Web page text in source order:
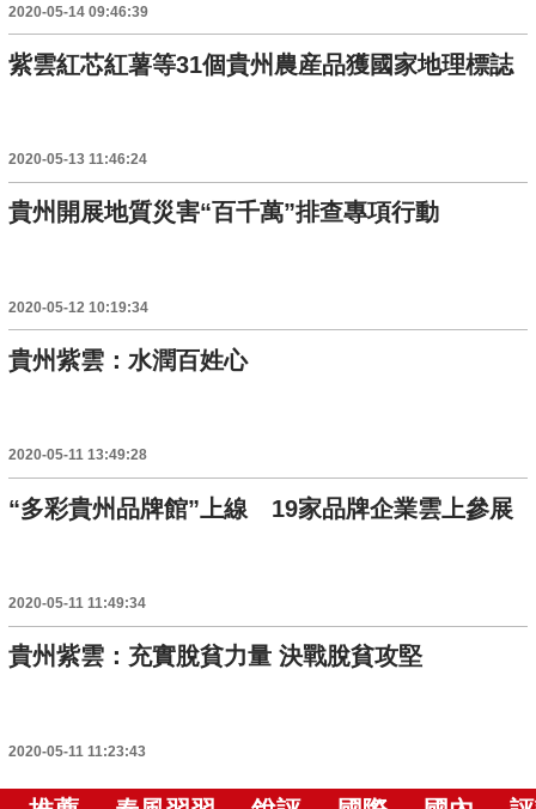
2020-05-14 09:46:39
紫雲紅芯紅薯等31個貴州農産品獲國家地理標誌
2020-05-13 11:46:24
貴州開展地質災害“百千萬”排查專項行動
2020-05-12 10:19:34
貴州紫雲：水潤百姓心
2020-05-11 13:49:28
“多彩貴州品牌館”上線 19家品牌企業雲上參展
2020-05-11 11:49:34
貴州紫雲：充實脫貧力量 決戰脫貧攻堅
2020-05-11 11:23:43